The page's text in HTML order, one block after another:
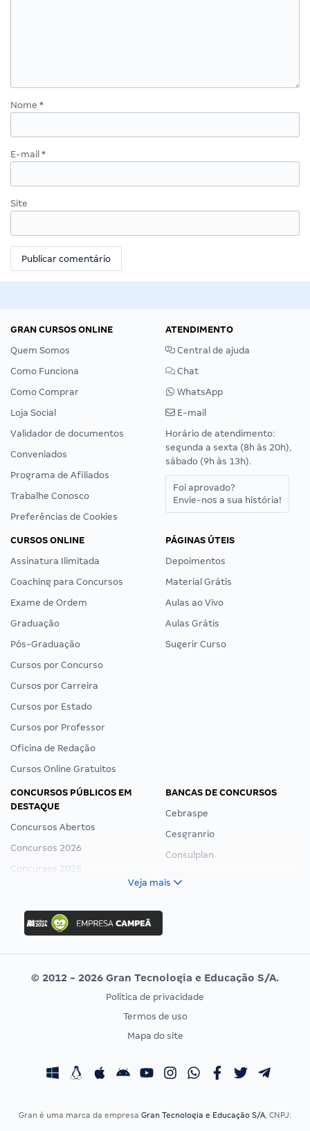
Nome *
E-mail *
Site
GRAN CURSOS ONLINE
Quem Somos
Como Funciona
Como Comprar
Loja Social
Validador de documentos
Conveniados
Programa de Afiliados
Trabalhe Conosco
Preferências de Cookies
ATENDIMENTO
Central de ajuda
Chat
WhatsApp
E-mail
Horário de atendimento:
segunda a sexta (8h às 20h),
sábado (9h às 13h).
Foi aprovado?
Envie-nos a sua história!
CURSOS ONLINE
Assinatura Ilimitada
Coaching para Concursos
Exame de Ordem
Graduação
Pós-Graduação
Cursos por Concurso
Cursos por Carreira
Cursos por Estado
Cursos por Professor
Oficina de Redação
Cursos Online Gratuitos
PÁGINAS ÚTEIS
Depoimentos
Material Grátis
Aulas ao Vivo
Aulas Grátis
Sugerir Curso
CONCURSOS PÚBLICOS EM
DESTAQUE
Concursos Abertos
Concursos 2026
Concursos 2025
Concurso Ibama
Concurso MPU
Editais publicados
BANCAS DE CONCURSOS
Cebraspe
Cesgranrio
Consulplan
Vunesp
CONCURSOS POR PROFISSÃO
Concursos Fiscais
EXAME DE ORDEM
Calendário OAB
Veja mais
© 2012 - 2026 Gran Tecnologia e Educação S/A.
Política de privacidade
Termos de uso
Mapa do site
Gran é uma marca da empresa Gran Tecnologia e Educação S/A, CNPJ: